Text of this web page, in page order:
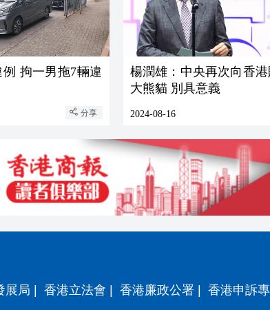
拘一男拖7輛違
分享
楊潤雄：中央再次向香
大熊貓 別具意義
2024-08-16
展局 | 香港立法會 | 香港廉政公署 | 香港申訴